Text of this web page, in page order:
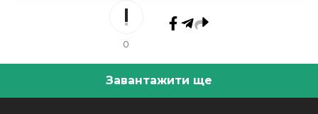
0
Завантажити ще